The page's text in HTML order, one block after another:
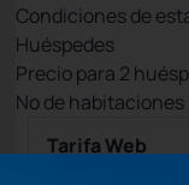
Condiciones de
Huéspedes
Precio para 2
Nº de habitaciones
Tarifa Web